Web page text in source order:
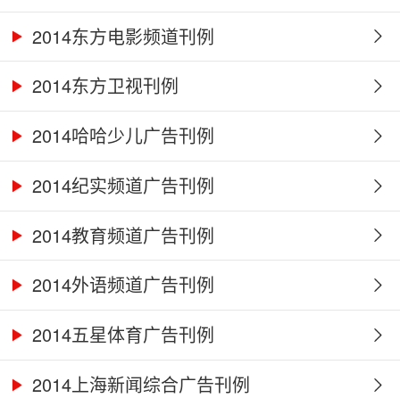
2014东方电影频道刊例
2014东方卫视刊例
2014哈哈少儿广告刊例
2014纪实频道广告刊例
2014教育频道广告刊例
2014外语频道广告刊例
2014五星体育广告刊例
2014上海新闻综合广告刊例